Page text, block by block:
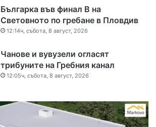
Българка във финал B на
Световното по гребане в Пловдив
12:14ч, събота, 8 август, 2026
Чанове и вувузели огласят
трибуните на Гребния канал
12:05ч, събота, 8 август, 2026